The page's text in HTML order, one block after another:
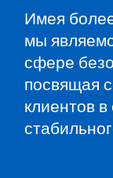
Имея
мы
сфере
посвящая
клиентов